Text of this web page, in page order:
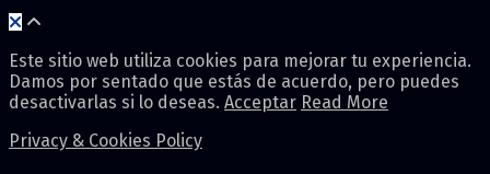
Este sitio web utiliza cookies para mejorar tu experiencia.
Damos por sentado que estás de acuerdo, pero puedes
desactivarlas si lo deseas. Acceptar Read More
Privacy & Cookies Policy